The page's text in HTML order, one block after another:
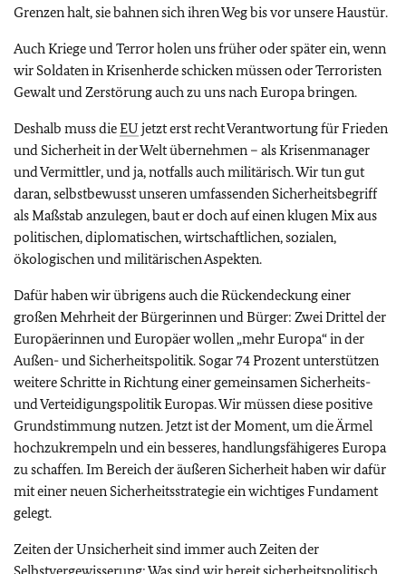
Grenzen halt, sie bahnen sich ihren Weg bis vor unsere Haustür.
Auch Kriege und Terror holen uns früher oder später ein, wenn
wir Soldaten in Krisenherde schicken müssen oder Terroristen
Gewalt und Zerstörung auch zu uns nach Europa bringen.
Deshalb muss dieEU jetzt erst recht Verantwortung für Frieden
und Sicherheit in der Welt übernehmen – als Krisenmanager
und Vermittler, und ja, notfalls auch militärisch. Wir tun gut
daran, selbstbewusst unseren umfassenden Sicherheitsbegriff
als Maßstab anzulegen, baut er doch auf einen klugen Mix aus
politischen, diplomatischen, wirtschaftlichen, sozialen,
ökologischen und militärischen Aspekten.
Dafür haben wir übrigens auch die Rückendeckung einer
großen Mehrheit der Bürgerinnen und Bürger: Zwei Drittel der
Europäerinnen und Europäer wollen „mehr Europa“ in der
Außen- und Sicherheitspolitik. Sogar 74 Prozent unterstützen
weitere Schritte in Richtung einer gemeinsamen Sicherheits-
und Verteidigungspolitik Europas. Wir müssen diese positive
Grundstimmung nutzen. Jetzt ist der Moment, um die Ärmel
hochzukrempeln und ein besseres, handlungsfähigeres Europa
zu schaffen. Im Bereich der äußeren Sicherheit haben wir dafür
mit einer neuen Sicherheitsstrategie ein wichtiges Fundament
gelegt.
Zeiten der Unsicherheit sind immer auch Zeiten der